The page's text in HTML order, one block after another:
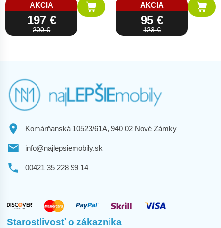
AKCIA
197 €
200 €
AKCIA
95 €
123 €
Komárňanská 10523/61A, 940 02 Nové Zámky
info@najlepsiemobily.sk
00421 35 228 99 14
Starostlivosť o zákaznika